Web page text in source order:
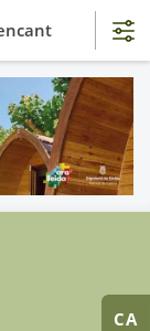
CA